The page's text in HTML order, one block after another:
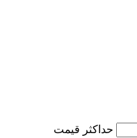
حداكثر قيمت